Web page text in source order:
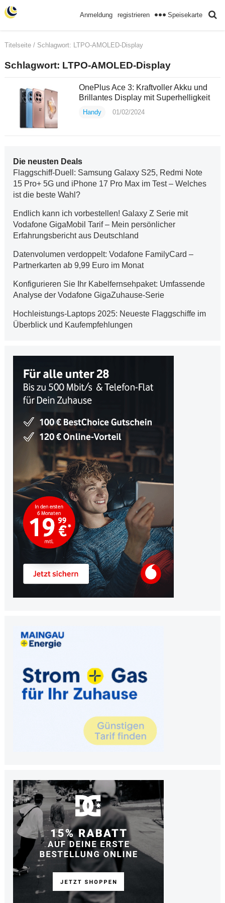
Anmeldung registrieren Speisekarte
Titelseite/ Schlagwort: LTPO-AMOLED-Display
Schlagwort: LTPO-AMOLED-Display
OnePlus Ace 3: Kraftvoller Akku und
Brillantes Display mit Superhelligkeit
Handy 01/02/2024
Die neusten Deals
Flaggschiff-Duell: Samsung Galaxy S25, Redmi Note
15 Pro+ 5G und iPhone 17 Pro Max im Test – Welches
ist die beste Wahl?
Endlich kann ich vorbestellen! Galaxy Z Serie mit
Vodafone GigaMobil Tarif – Mein persönlicher
Erfahrungsbericht aus Deutschland
Datenvolumen verdoppelt: Vodafone FamilyCard –
Partnerkarten ab 9,99 Euro im Monat
Konfigurieren Sie Ihr Kabelfernsehpaket: Umfassende
Analyse der Vodafone GigaZuhause-Serie
Hochleistungs-Laptops 2025: Neueste Flaggschiffe im
Überblick und Kaufempfehlungen